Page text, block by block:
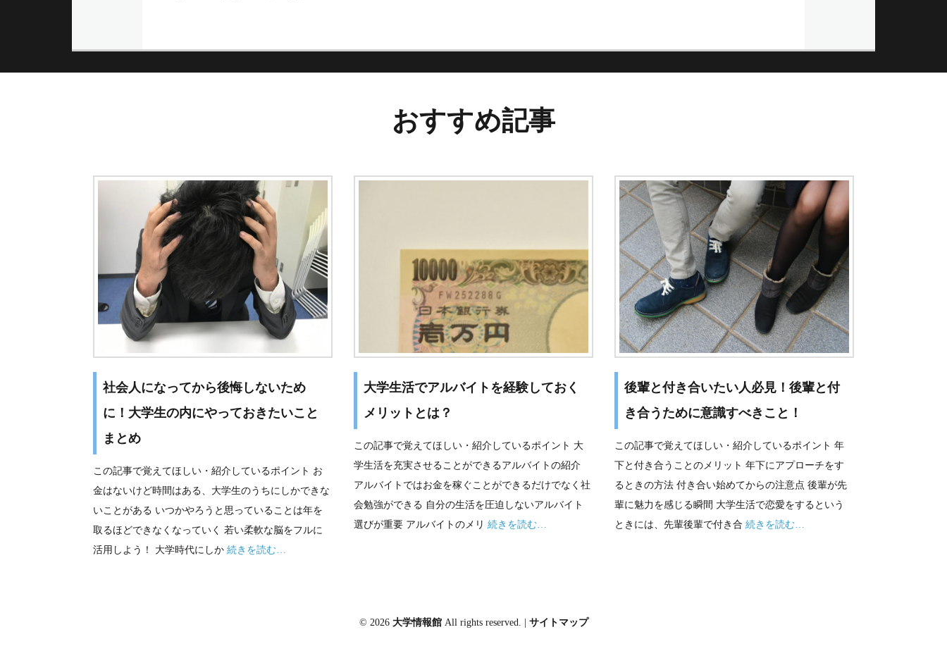
おすすめ記事
社会人になってから後悔しないため
に！大学生の内にやっておきたいこと
まとめ
この記事で覚えてほしい・紹介しているポイント お
金はないけど時間はある、大学生のうちにしかできな
いことがある いつかやろうと思っていることは年を
取るほどできなくなっていく 若い柔軟な脳をフルに
活用しよう！ 大学時代にしか 続きを読む…
大学生活でアルバイトを経験しておく
メリットとは？
この記事で覚えてほしい・紹介しているポイント 大
学生活を充実させることができるアルバイトの紹介
アルバイトではお金を稼ぐことができるだけでなく社
会勉強ができる 自分の生活を圧迫しないアルバイト
選びが重要 アルバイトのメリ 続きを読む…
後輩と付き合いたい人必見！後輩と付
き合うために意識すべきこと！
この記事で覚えてほしい・紹介しているポイント 年
下と付き合うことのメリット 年下にアプローチをす
るときの方法 付き合い始めてからの注意点 後輩が先
輩に魅力を感じる瞬間 大学生活で恋愛をするという
ときには、先輩後輩で付き合 続きを読む…
© 2026 大学情報館All rights reserved. | サイトマップ